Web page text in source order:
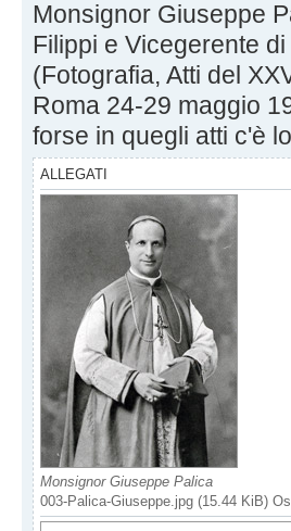
Monsignor Giuseppe
Filippi e Vicegerente
(Fotografia, Atti del
Roma 24-29 maggio
forse in quegli atti c'è
ALLEGATI
Monsignor Giuseppe Palica
003-Palica-Giuseppe.jpg (15.44 KiB)